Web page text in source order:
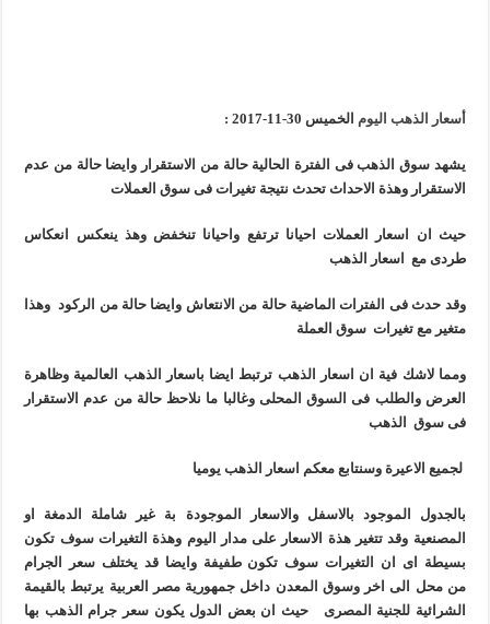
أسعار الذهب اليومالخميس 30-11-2017 :
يشهد سوق الذهب فى الفترة الحالية حالة من الاستقرار وايضا حالة من عدم
الاستقرار وهذة الاحداث تحدث نتيجة تغيرات فى سوق العملات
حيث ان اسعار العملات احيانا ترتفع واحيانا تنخفض وهذ ينعكس انعكاس
طردى مع اسعار الذهب
وقد حدث فى الفترات الماضية حالة من الانتعاش وايضا حالة من الركود وهذا
متغير مع تغيرات سوق العملة
ومما لاشك فية ان اسعار الذهب ترتبط ايضا باسعار الذهب العالمية وظاهرة
العرض والطلب فى السوق المحلى وغالبا ما نلاحظ حالة من عدم الاستقرار
فى سوق الذهب
لجميع الاعيرة وسنتابع معكم اسعار الذهب يوميا
بالجدول الموجود بالاسفل والاسعار الموجودة بة غير شاملة الدمغة او
المصنعية وقد تتغير هذة الاسعار على مدار اليوم وهذة التغيرات سوف تكون
بسيطة اى ان التغيرات سوف تكون طفيفة وايضا قد يختلف سعر الجرام
من محل الى اخر وسوق المعدن داخل جمهورية مصر العربية يرتبط بالقيمة
الشرائية للجنية المصرى حيث ان بعض الدول يكون سعر جرام الذهب بها